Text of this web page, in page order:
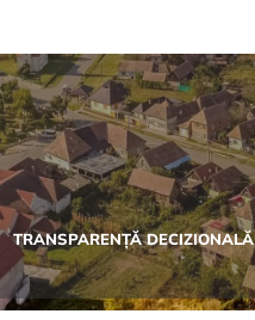
TRANSPARENȚĂ DECIZIONALĂ